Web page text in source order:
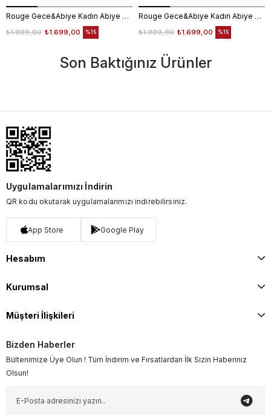
Rouge Gece&Abiye Kadın Abiye Çanta 401S
₺1.699,00
₺1.999,90 %15
Rouge Gece&Abiye Kadın Abiye Çanta 401S
₺1.699,00
₺1.999,90 %15
Son Baktığınız Ürünler
Uygulamalarımızı İndirin
QR kodu okutarak uygulamalarımızı indirebilirsiniz.
App Store Google Play
Hesabım
Kurumsal
Müşteri İlişkileri
Bizden Haberler
Bültenimize Üye Olun ! Tüm İndirim ve Fırsatlardan İlk Sizin Haberiniz
Olsun!